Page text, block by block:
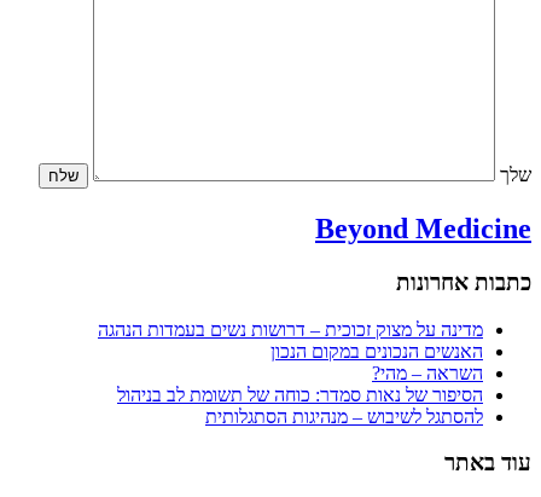
שלך
Beyond Medicine
כתבות אחרונות
מדינה על מצוק זכוכית – דרושות נשים בעמדות הנהגה
האנשים הנכונים במקום הנכון
השראה – מהי?
הסיפור של נאות סמדר: כוחה של תשומת לב בניהול
להסתגל לשיבוש – מנהיגות הסתגלותית
עוד באתר